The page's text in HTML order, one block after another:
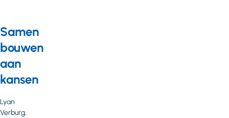
Samen
bouwen
aan
kansen
Lyan
Verburg,